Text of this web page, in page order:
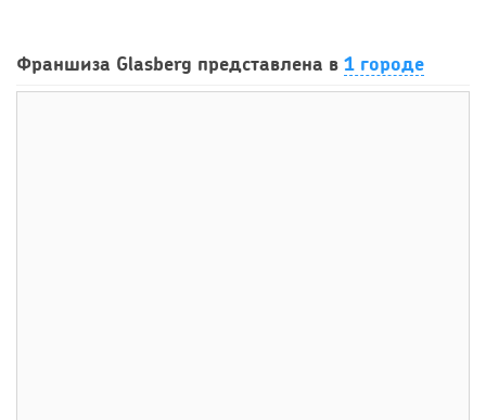
2026 году:...
Франшиза Glasberg представлена в 1 городе